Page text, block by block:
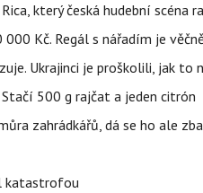
který česká hudební scéna
Kč. Regál s nářadím je
Ukrajinci je proškolili, jak to
500 g rajčat a jeden citrón
zahrádkářů, dá se ho ale
katastrofou